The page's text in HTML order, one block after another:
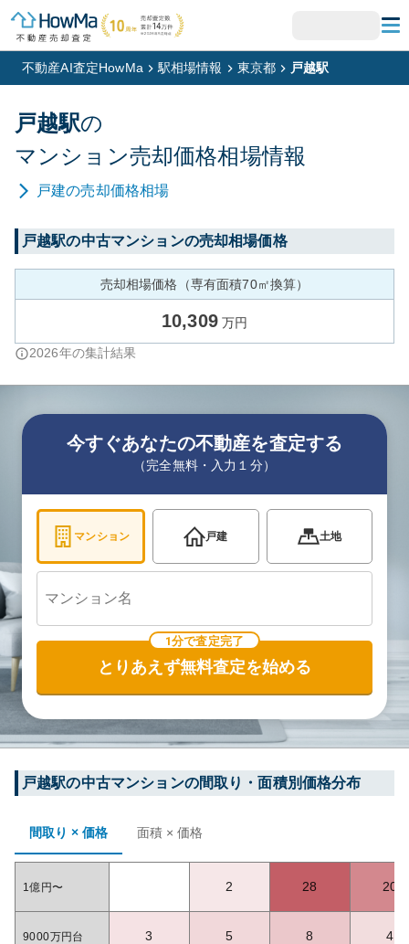
不動産AI査定HowMa 駅相場情報 東京都 戸越駅
戸越駅の
マンション売却価格相場情報
戸建の売却価格相場
戸越駅の中古マンションの売却相場価格
売却相場価格（専有面積70㎡換算）
10,309 万円
2026年の集計結果
今すぐあなたの不動産を査定する
（完全無料・入力１分）
マンション 戸建 土地
1分で査定完了
とりあえず無料査定を始める
戸越駅の中古マンションの間取り・面積別価格分布
間取り × 価格 面積 × 価格
1億円〜 2 28 20
9000万円台 3 5 8 4